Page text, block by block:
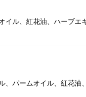
イル、紅花油、ハーブ
パームオイル、紅花油